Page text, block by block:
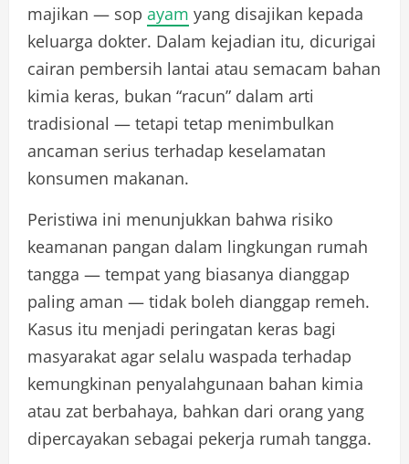
majikan — sop ayam yang disajikan kepada
keluarga dokter. Dalam kejadian itu, dicurigai
cairan pembersih lantai atau semacam bahan
kimia keras, bukan “racun” dalam arti
tradisional — tetapi tetap menimbulkan
ancaman serius terhadap keselamatan
konsumen makanan.
Peristiwa ini menunjukkan bahwa risiko
keamanan pangan dalam lingkungan rumah
tangga — tempat yang biasanya dianggap
paling aman — tidak boleh dianggap remeh.
Kasus itu menjadi peringatan keras bagi
masyarakat agar selalu waspada terhadap
kemungkinan penyalahgunaan bahan kimia
atau zat berbahaya, bahkan dari orang yang
dipercayakan sebagai pekerja rumah tangga.